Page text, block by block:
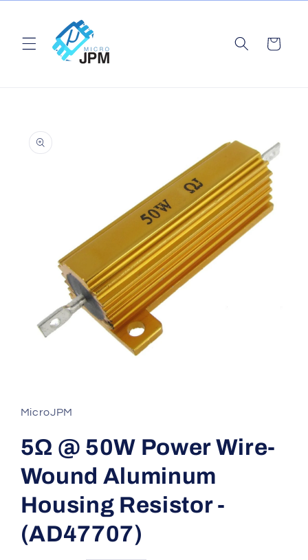
Ir
al contenido
Carrito
información
1
en
ventana
modal
MicroJPM
5Ω @ 50W Power Wire-
Wound Aluminum
Housing Resistor -
(AD47707)